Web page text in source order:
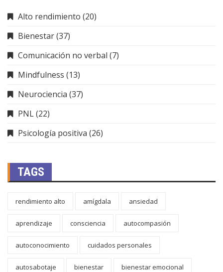
Alto rendimiento (20)
Bienestar(37)
Comunicación no verbal (7)
Mindfulness (13)
Neurociencia (37)
PNL(22)
Psicología positiva (26)
TAGS
rendimiento alto amígdala ansiedad
aprendizaje consciencia autocompasión
autoconocimiento cuidados personales
autosabotaje bienestar bienestar emocional